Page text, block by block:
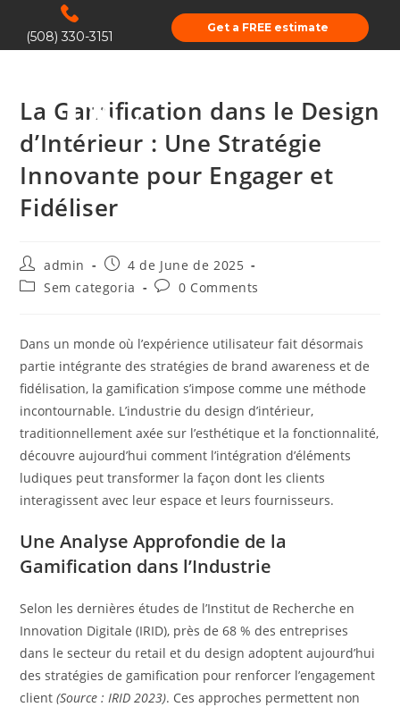
(508) 330-3151
Get a FREE estimate
La Gamification dans le Design
d’Intérieur : Une Stratégie
Innovante pour Engager et
Fidéliser
admin
4 de June de 2025
Sem categoria
0 Comments
Dans un monde où l’expérience utilisateur fait désormais
partie intégrante des stratégies de brand awareness et de
fidélisation, la gamification s’impose comme une méthode
incontournable. L’industrie du design d’intérieur,
traditionnellement axée sur l’esthétique et la fonctionnalité,
découvre aujourd’hui comment l’intégration d’éléments
ludiques peut transformer la façon dont les clients
interagissent avec leur espace et leurs fournisseurs.
Une Analyse Approfondie de la
Gamification dans l’Industrie
Selon les dernières études de l’Institut de Recherche en
Innovation Digitale (IRID), près de 68 % des entreprises
dans le secteur du retail et du design adoptent aujourd’hui
des stratégies de gamification pour renforcer l’engagement
client(Source : IRID 2023). Ces approches permettent non